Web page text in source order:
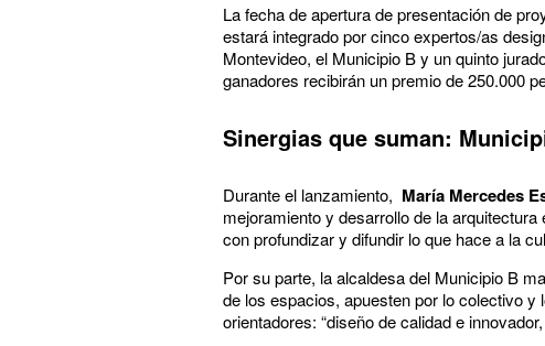
La fecha de apertura de presentación de
estará integrado por cinco expertos/as
Montevideo, el Municipio B y un quinto
ganadores recibirán un premio de 250.000
Sinergias que suman:
Durante el lanzamiento, María Mercedes
mejoramiento y desarrollo de la
con profundizar y difundir lo que hace a la
Por su parte, la alcaldesa del Municipio B
de los espacios, apuesten por lo colectivo
orientadores: “diseño de calidad e